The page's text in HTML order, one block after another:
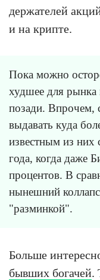
держателей
и на крипте.
Пока можно
худшее для
позади. Впрочем,
выдавать куда
известным из них
года, когда даже
процентов. В
нынешний коллапс
"разминкой".
Больше
бывших богачей.